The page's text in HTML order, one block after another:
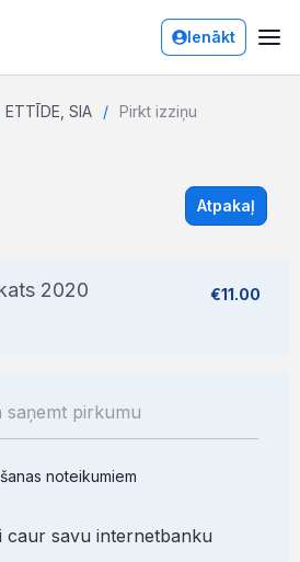
Ienākt
ETTĪDE, SIA Pirkt izziņu
Atpakaļ
2020 €11.00
noteikumiem
caur savu internetbanku